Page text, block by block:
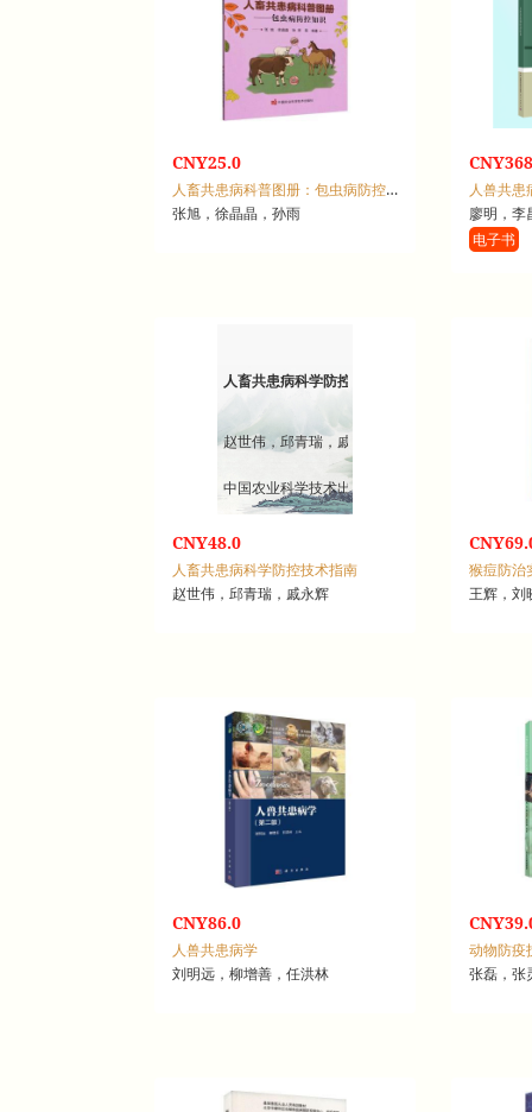
CNY25.0
人畜共患病科普图册：包虫病防控知识
张旭，徐晶晶，孙雨
人兽共患
廖明，李
电子书
人畜共患病科学防控技术指南
赵世伟，邱青瑞，戚永辉
中国农业科学技术出版社
CNY48.0
人畜共患病科学防控技术指南
赵世伟，邱青瑞，戚永辉
猴痘防治
王辉，刘
CNY86.0
人兽共患病学
刘明远，柳增善，任洪林
张磊，张